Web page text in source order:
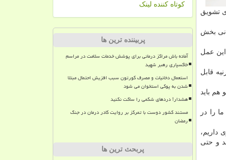
تشویق
بخش
عمل
قابل
هم باید
را در
داریم،
و حتی
کوتاه کننده لینک
پربیننده ترین ها
آماده باش مراکز درمانی برای پوشش خدمات سلامت در مراسم
خاکسپاری رهبر شهید
استعمال دخانیات و مصرف کورتون سبب افزیش احتمال مبتلا
شدن به پوکی استخوان می شود
هشدار! دردهای شکمی را ساکت نکنید
مستند کشور دوست با تمرکز بر روایت کادر درمان در جنگ
رمضان
پربحث ترین ها